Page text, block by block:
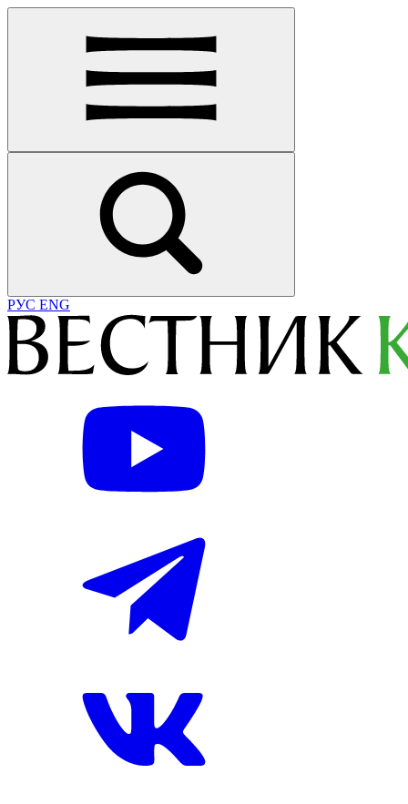
РУС ENG